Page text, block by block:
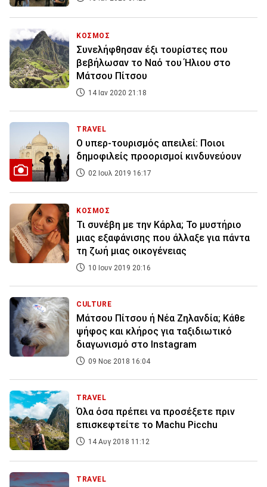
ΚΟΣΜΟΣ
Συνελήφθησαν έξι τουρίστες που
βεβήλωσαν το Ναό του Ήλιου στο
Μάτσου Πίτσου
14 Ιαν 2020 21:18
TRAVEL
Ο υπερ-τουρισμός απειλεί: Ποιοι
δημοφιλείς προορισμοί κινδυνεύουν
02 Ιουλ 2019 16:17
ΚΟΣΜΟΣ
Τι συνέβη με την Κάρλα; Το μυστήριο
μιας εξαφάνισης που άλλαξε για πάντα
τη ζωή μιας οικογένειας
10 Ιουν 2019 20:16
CULTURE
Μάτσου Πίτσου ή Νέα Ζηλανδία; Κάθε
ψήφος και κλήρος για ταξιδιωτικό
διαγωνισμό στο Instagram
09 Νοε 2018 16:04
TRAVEL
Όλα όσα πρέπει να προσέξετε πριν
επισκεφτείτε το Machu Picchu
14 Αυγ 2018 11:12
TRAVEL